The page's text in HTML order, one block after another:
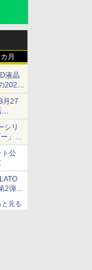
月
液晶
2026
月27
実施
シリ
」を
超大
ト公
2弾が
、ベ
と見る